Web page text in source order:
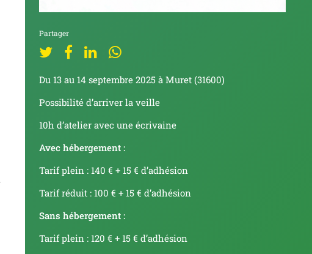
Partager
Du 13 au 14 septembre 2025 à Muret (31600)
Possibilité d’arriver la veille
10h d’atelier avec une écrivaine
Avec hébergement :
Tarif plein : 140 € + 15 € d’adhésion
Tarif réduit : 100 € + 15 € d’adhésion
Sans hébergement :
Tarif plein : 120 € + 15 € d’adhésion